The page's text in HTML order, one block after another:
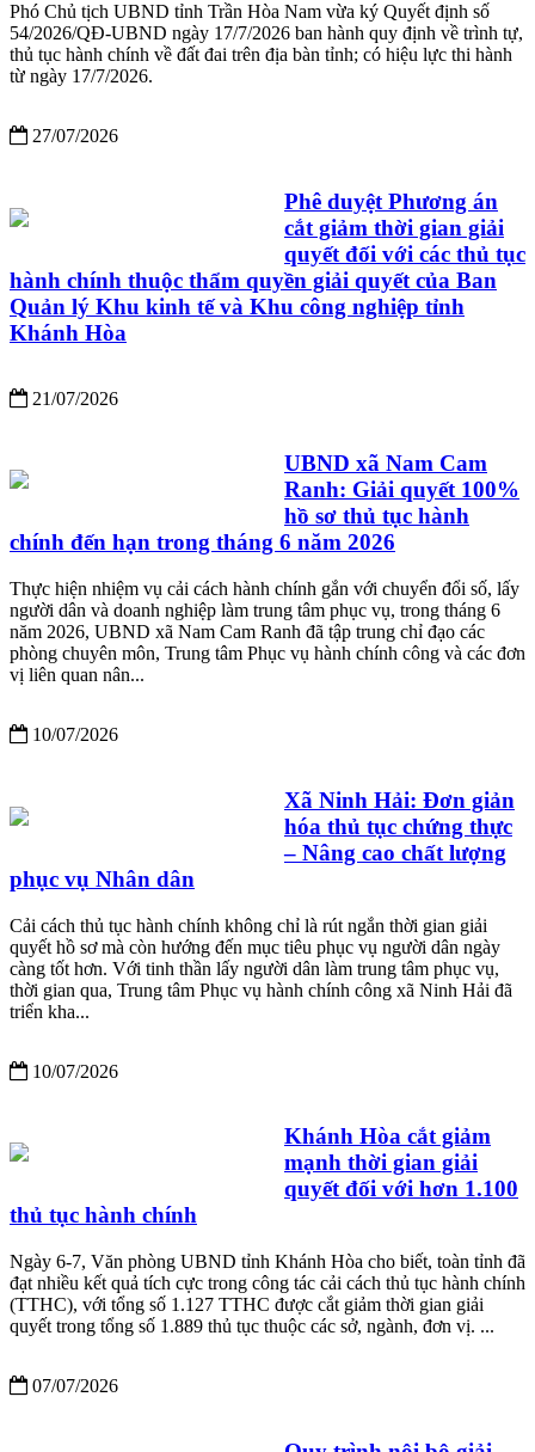
Phó Chủ tịch UBND tỉnh Trần Hòa Nam vừa ký Quyết định số
54/2026/QĐ-UBND ngày 17/7/2026 ban hành quy định về trình tự,
thủ tục hành chính về đất đai trên địa bàn tỉnh; có hiệu lực thi hành
từ ngày 17/7/2026.
27/07/2026
Phê duyệt Phương án
cắt giảm thời gian giải
quyết đối với các thủ tục
hành chính thuộc thẩm quyền giải quyết của Ban
Quản lý Khu kinh tế và Khu công nghiệp tỉnh
Khánh Hòa
21/07/2026
UBND xã Nam Cam
Ranh: Giải quyết 100%
hồ sơ thủ tục hành
chính đến hạn trong tháng 6 năm 2026
Thực hiện nhiệm vụ cải cách hành chính gắn với chuyển đổi số, lấy
người dân và doanh nghiệp làm trung tâm phục vụ, trong tháng 6
năm 2026, UBND xã Nam Cam Ranh đã tập trung chỉ đạo các
phòng chuyên môn, Trung tâm Phục vụ hành chính công và các đơn
vị liên quan nân...
10/07/2026
Xã Ninh Hải: Đơn giản
hóa thủ tục chứng thực
– Nâng cao chất lượng
phục vụ Nhân dân
Cải cách thủ tục hành chính không chỉ là rút ngắn thời gian giải
quyết hồ sơ mà còn hướng đến mục tiêu phục vụ người dân ngày
càng tốt hơn. Với tinh thần lấy người dân làm trung tâm phục vụ,
thời gian qua, Trung tâm Phục vụ hành chính công xã Ninh Hải đã
triển kha...
10/07/2026
Khánh Hòa cắt giảm
mạnh thời gian giải
quyết đối với hơn 1.100
thủ tục hành chính
Ngày 6-7, Văn phòng UBND tỉnh Khánh Hòa cho biết, toàn tỉnh đã
đạt nhiều kết quả tích cực trong công tác cải cách thủ tục hành chính
(TTHC), với tổng số 1.127 TTHC được cắt giảm thời gian giải
quyết trong tổng số 1.889 thủ tục thuộc các sở, ngành, đơn vị. ...
07/07/2026